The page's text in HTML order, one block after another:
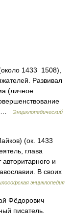
1433 1508),
Развивал
(личное
…
Энциклопедический
(ок. 1433
глава
и
В своих
энциклопедия
Фёдорович
писатель.